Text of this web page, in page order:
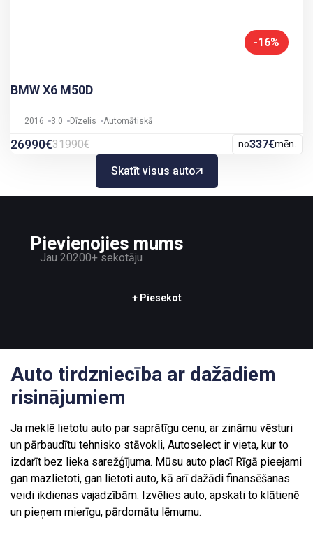
-16%
BMW X6 M50D
2016 3.0 Dīzelis Automātiskā
26990€31990€ no337€mēn.
Skatīt visus auto
Pievienojies mums
Jau 20200+ sekotāju
+ Piesekot
Auto tirdzniecība ar dažādiem
risinājumiem
Ja meklē lietotu auto par saprātīgu cenu, ar zināmu vēsturi
un pārbaudītu tehnisko stāvokli, Autoselect ir vieta, kur to
izdarīt bez lieka sarežģījuma. Mūsu auto placī Rīgā pieejami
gan mazlietoti, gan lietoti auto, kā arī dažādi finansēšanas
veidi ikdienas vajadzībām. Izvēlies auto, apskati to klātienē
un pieņem mierīgu, pārdomātu lēmumu.